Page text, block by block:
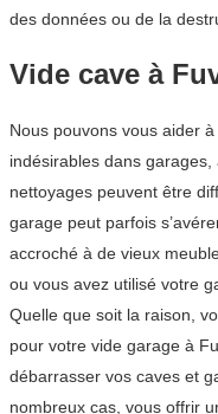
des données ou de la
Vide cave à
Nous pouvons vous aider
indésirables dans
nettoyages peuvent être
garage peut parfois
accroché à de vieux
ou vous avez utilisé votre
Quelle que soit la raison,
pour votre vide garage à
débarrasser vos caves et
nombreux cas, vous offrir